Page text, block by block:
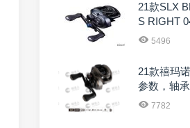
21款SLX
S RIGHT
5496
21款禧玛
参数，轴
5，03756
7782